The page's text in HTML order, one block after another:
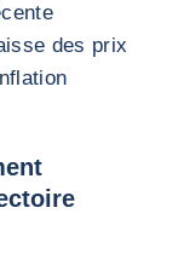
des prix